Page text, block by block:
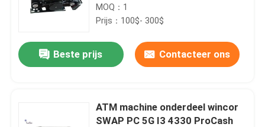
1750304622
MOQ：1
Prijs：100$- 300$
Beste prijs Contacteer ons
ATM machine onderdeel wincor
SWAP PC 5G I3 4330 ProCash